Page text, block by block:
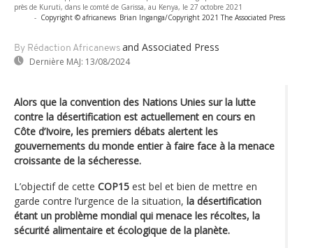
près de Kuruti, dans le comté de Garissa, au Kenya, le 27 octobre 2021
- Copyright © africanews Brian Inganga/Copyright 2021 The Associated Press
By Rédaction Africanews and Associated Press
Dernière MAJ: 13/08/2024
Alors que la convention des Nations Unies sur la lutte
contre la désertification est actuellement en cours en
Côte d’Ivoire, les premiers débats alertent les
gouvernements du monde entier à faire face à la menace
croissante de la sécheresse.
L’objectif de cette COP15 est bel et bien de mettre en
garde contre l’urgence de la situation, la désertification
étant un problème mondial qui menace les récoltes, la
sécurité alimentaire et écologique de la planète.